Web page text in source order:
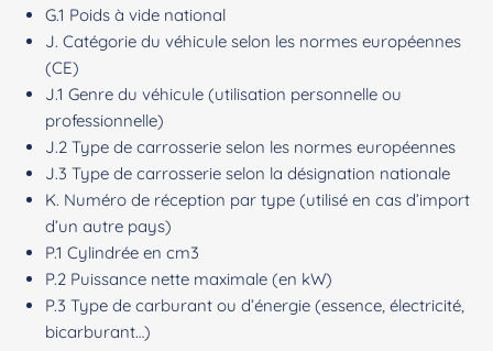
G.1 Poids à vide national
J. Catégorie du véhicule selon les normes européennes
(CE)
J.1 Genre du véhicule (utilisation personnelle ou
professionnelle)
J.2 Type de carrosserie selon les normes européennes
J.3 Type de carrosserie selon la désignation nationale
K. Numéro de réception par type (utilisé en cas d’import
d’un autre pays)
P.1 Cylindrée en cm3
P.2 Puissance nette maximale (en kW)
P.3 Type de carburant ou d’énergie (essence, électricité,
bicarburant…)